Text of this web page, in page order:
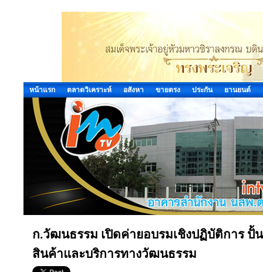
หน้าแรก ตลาดวิเคราะห์ อสังหา ขายตรง ประกัน ยานยนต์
ก.วัฒนธรรม เปิดค่ายอบรมเชิงปฏิบัติการ ปั้
สินค้าและบริการทางวัฒนธรรม